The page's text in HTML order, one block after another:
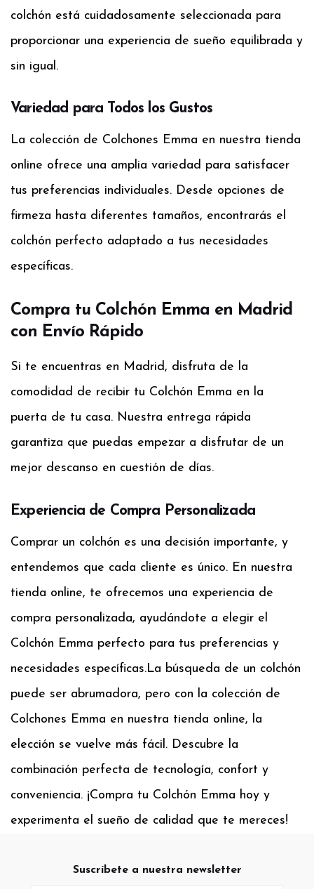
colchón está cuidadosamente seleccionada para
proporcionar una experiencia de sueño equilibrada y
sin igual.
Variedad para Todos los Gustos
La colección de Colchones Emma en nuestra tienda
online ofrece una amplia variedad para satisfacer
tus preferencias individuales. Desde opciones de
firmeza hasta diferentes tamaños, encontrarás el
colchón perfecto adaptado a tus necesidades
específicas.
Compra tu Colchón Emma en Madrid
con Envío Rápido
Si te encuentras en Madrid, disfruta de la
comodidad de recibir tu Colchón Emma en la
puerta de tu casa. Nuestra entrega rápida
garantiza que puedas empezar a disfrutar de un
mejor descanso en cuestión de días.
Experiencia de Compra Personalizada
Comprar un colchón es una decisión importante, y
entendemos que cada cliente es único. En nuestra
tienda online, te ofrecemos una experiencia de
compra personalizada, ayudándote a elegir el
Colchón Emma perfecto para tus preferencias y
necesidades específicas.La búsqueda de un colchón
puede ser abrumadora, pero con la colección de
Colchones Emma en nuestra tienda online, la
elección se vuelve más fácil. Descubre la
combinación perfecta de tecnología, confort y
conveniencia. ¡Compra tu Colchón Emma hoy y
experimenta el sueño de calidad que te mereces!
Suscríbete a nuestra newsletter